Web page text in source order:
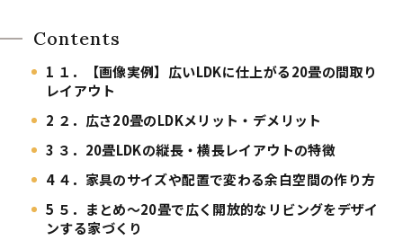
Contents
1 １．【画像実例】広いLDKに仕上がる20畳の間取り
レイアウト
2 ２．広さ20畳のLDKメリット・デメリット
3 ３．20畳LDKの縦長・横長レイアウトの特徴
4４．家具のサイズや配置で変わる余白空間の作り方
5 ５．まとめ～20畳で広く開放的なリビングをデザイ
ンする家づくり